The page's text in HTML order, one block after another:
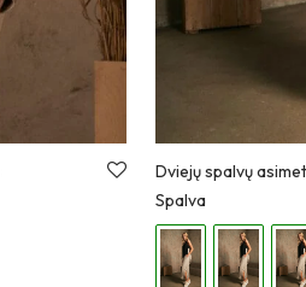
Dviejų spalvų
Spalva